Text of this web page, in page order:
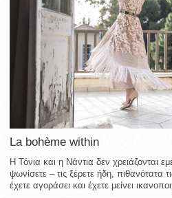
La bohème within
Η Τόνια και η Νάντια δεν χρειάζονται
ψωνίσετε – τις ξέρετε ήδη, πιθανότατα
έχετε αγοράσει και έχετε μείνει